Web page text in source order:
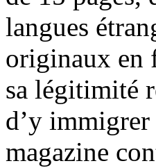
langues
originaux en
sa légitimité
d’y immigrer
magazine